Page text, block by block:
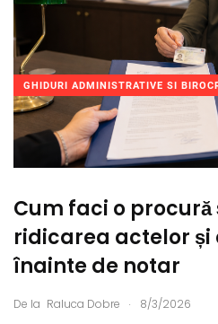
GHIDURI ADMINISTRATIVE SI
Cum faci o
ridicarea actelor și
înainte de notar
De la Raluca Dobre . 8/3/2026